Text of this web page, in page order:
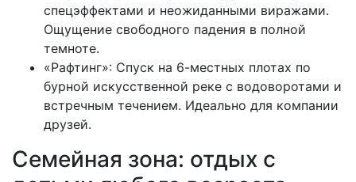
спецэффектами и неожиданными виражами.
Ощущение свободного падения в полной
темноте.
«Рафтинг»: Спуск на 6-местных плотах по
бурной искусственной реке с водоворотами и
встречным течением. Идеально для компании
друзей.
Семейная зона: отдых с